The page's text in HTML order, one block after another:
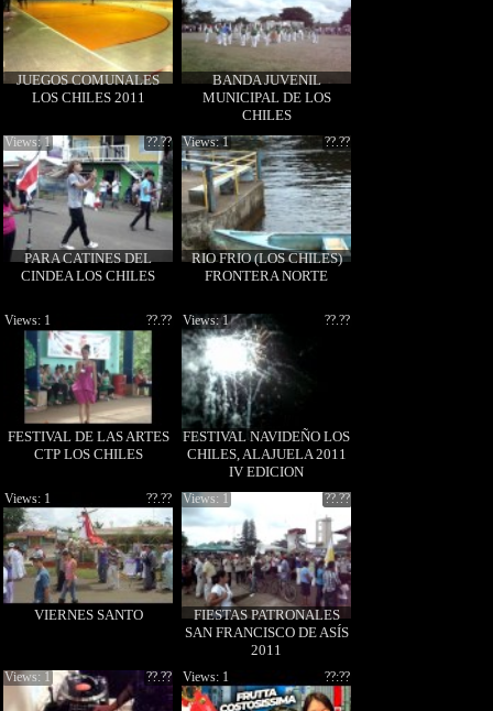
JUEGOS COMUNALES
LOS CHILES 2011
BANDA JUVENIL
MUNICIPAL DE LOS
CHILES
PARA CATINES DEL
CINDEA LOS CHILES
??.??
Views: 1
RIO FRIO (LOS CHILES)
FRONTERA NORTE
??.??
Views: 1
FESTIVAL DE LAS ARTES
CTP LOS CHILES
??.??
Views: 1
FESTIVAL NAVIDEÑO LOS
CHILES, ALAJUELA 2011
IV EDICION
??.??
Views: 1
VIERNES SANTO
??.??
Views: 1
FIESTAS PATRONALES
SAN FRANCISCO DE ASÍS
2011
??.??
Views: 1
??.??
Views: 1 ??:??
Views: 1